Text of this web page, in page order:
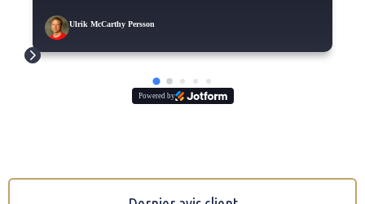
Ulrik McCarthy Persson
Powered by